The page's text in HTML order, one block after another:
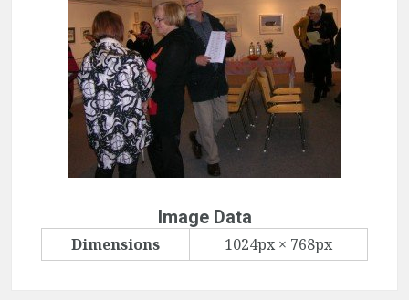
Image Data
Dimensions 1024px × 768px